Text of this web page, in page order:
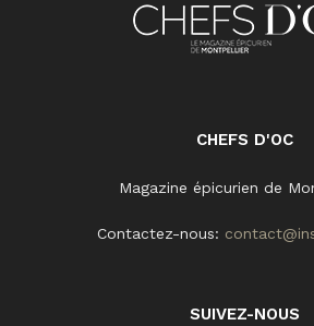
CHEFS D'OC
Magazine épicurien de
Contactez-nous:
SUIVEZ-NOUS